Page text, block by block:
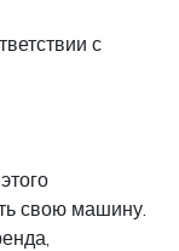
с
свою машину.